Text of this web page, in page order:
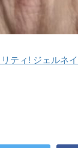
ティ! ジェルネ